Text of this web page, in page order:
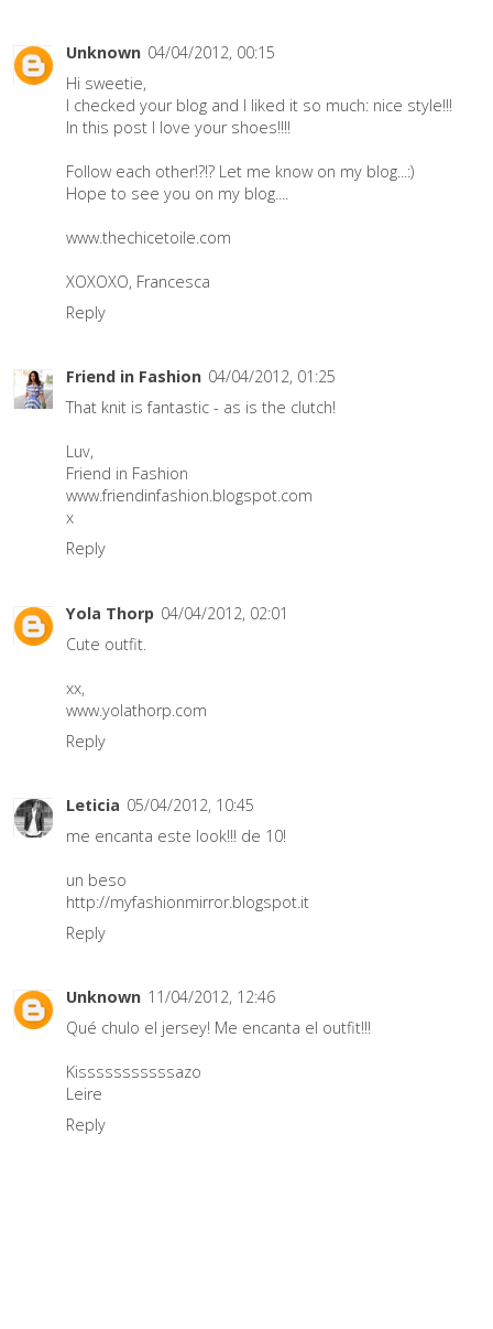
Unknown 04/04/2012, 00:15
Hi sweetie,
I checked your blog and I liked it so much: nice style!!!
In this post I love your shoes!!!!
Follow each other!?!? Let me know on my blog...:)
Hope to see you on my blog....
www.thechicetoile.com
XOXOXO, Francesca
Reply
Friend in Fashion 04/04/2012, 01:25
That knit is fantastic - as is the clutch!
Luv,
Friend in Fashion
www.friendinfashion.blogspot.com
x
Reply
Yola Thorp 04/04/2012, 02:01
Cute outfit.
xx,
www.yolathorp.com
Reply
Leticia 05/04/2012, 10:45
me encanta este look!!! de 10!
un beso
http://myfashionmirror.blogspot.it
Reply
Unknown 11/04/2012, 12:46
Qué chulo el jersey! Me encanta el outfit!!!
Kisssssssssssazo
Leire
Reply